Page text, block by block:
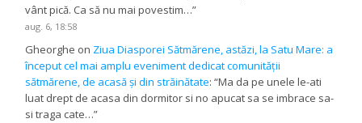
vânt pică. Ca să nu mai povestim…”
aug. 6, 18:58
Gheorghe on Ziua Diasporei Sătmărene, astăzi, la Satu Mare: a
început cel mai amplu eveniment dedicat comunității
sătmărene, de acasă și din străinătate: “Ma da pe unele le-ati
luat drept de acasa din dormitor si no apucat sa se imbrace sa-
si traga cate…”